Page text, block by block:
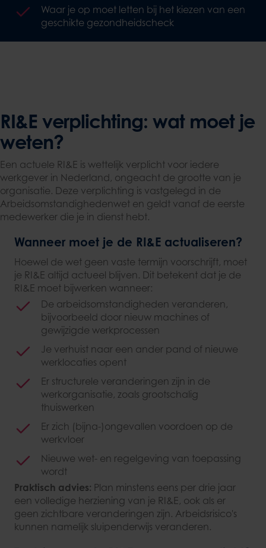
Waar je op moet letten bij het kiezen van een
geschikte gezondheidscheck
RI&E verplichting: wat moet je
weten?
Een actuele RI&E is wettelijk verplicht voor iedere
werkgever in Nederland, ongeacht de grootte van je
organisatie. Deze verplichting is vastgelegd in de
Arbeidsomstandighedenwet en geldt vanaf de eerste
medewerker die je in dienst hebt.
Wanneer moet je de RI&E actualiseren?
Hoewel de wet geen vaste termijn voorschrijft, moet
je RI&E altijd actueel blijven. Dit betekent dat je de
RI&E moet bijwerken wanneer:
De arbeidsomstandigheden veranderen,
bijvoorbeeld door nieuw machines of
gewijzigde werkprocessen
Je verhuist naar een ander pand of nieuwe
werklocaties opent
Er structurele veranderingen zijn in de
werkorganisatie, zoals grootschalig
thuiswerken
Er zich (bijna-)ongevallen voordoen op de
werkvloer
Nieuwe wet- en regelgeving van toepassing
wordt
Praktisch advies: Plan minstens eens per drie jaar
een volledige herziening van je RI&E, ook als er
geen zichtbare veranderingen zijn. Arbeidsrisico's
kunnen namelijk sluipenderwijs veranderen.